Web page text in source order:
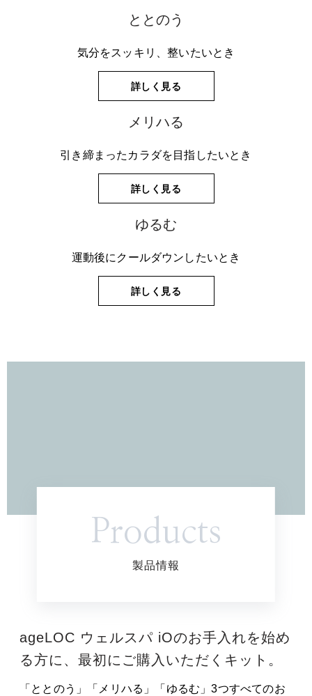
ととのう
気分をスッキリ、整いたいとき
詳しく見る
メリハる
引き締まったカラダを目指したいとき
詳しく見る
ゆるむ
運動後にクールダウンしたいとき
詳しく見る
ととのう
を意識しながら身体の外側から内側に向
かって本体を軽くすべらせます。
かって本体を軽くすべらせます。
：腹部の下から胸の下へ向かって本体を軽くす
：まず膝から太もも上部へ向かって、次に足首か
ら膝へ向かって本体を軽くすべらせます。
肌表面の凹凸を意識しながら、気になる部位の輪郭
に沿って本体を軽くすべらせるか、円を描くように
す。まずは、脇へ向かってすべらせ、次にゆっくり
：本体をおへその周りに円を描くように軽くす
：本体を太もも・ヒップの輪郭に沿って軽く
げるような気持ちですべらせ、ヒップでは円を描く
きながら、下へ戻ります。
筋肉を意識しながら、身体の外側から内側に向かっ
て、ゆっくりと円を描きながら、本体をすべらせま
がら、本体をすべらせます。
：腹部の下から胸の下へ向かってゆっくりと円
を描きながら、本体をすべらせます。
：まず膝から太もも上部に向かって、次に足首か
ら膝へ向かってふくらはぎ部分にゆっくりと円を描
Products
製品情報
ageLOC ウェルスパ iOのお手入れを始め
る方に、最初にご購入いただくキット。
「ととのう」「メリハる」「ゆるむ」3つすべてのお